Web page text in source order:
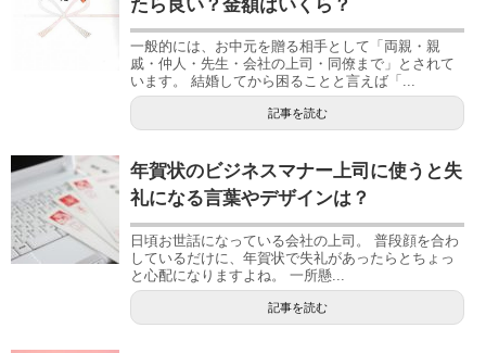
たら良い？金額はいくら？
一般的には、お中元を贈る相手として「両親・親
戚・仲人・先生・会社の上司・同僚まで」とされて
います。 結婚してから困ることと言えば「...
記事を読む
年賀状のビジネスマナー上司に使うと失
礼になる言葉やデザインは？
日頃お世話になっている会社の上司。 普段顔を合わ
しているだけに、年賀状で失礼があったらとちょっ
と心配になりますよね。 一所懸...
記事を読む